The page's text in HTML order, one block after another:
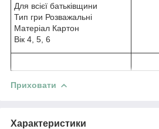
Для всієї батьківщини
Тип гри Розважальні
Матеріал Картон
Вік 4, 5, 6
Приховати
Характеристики